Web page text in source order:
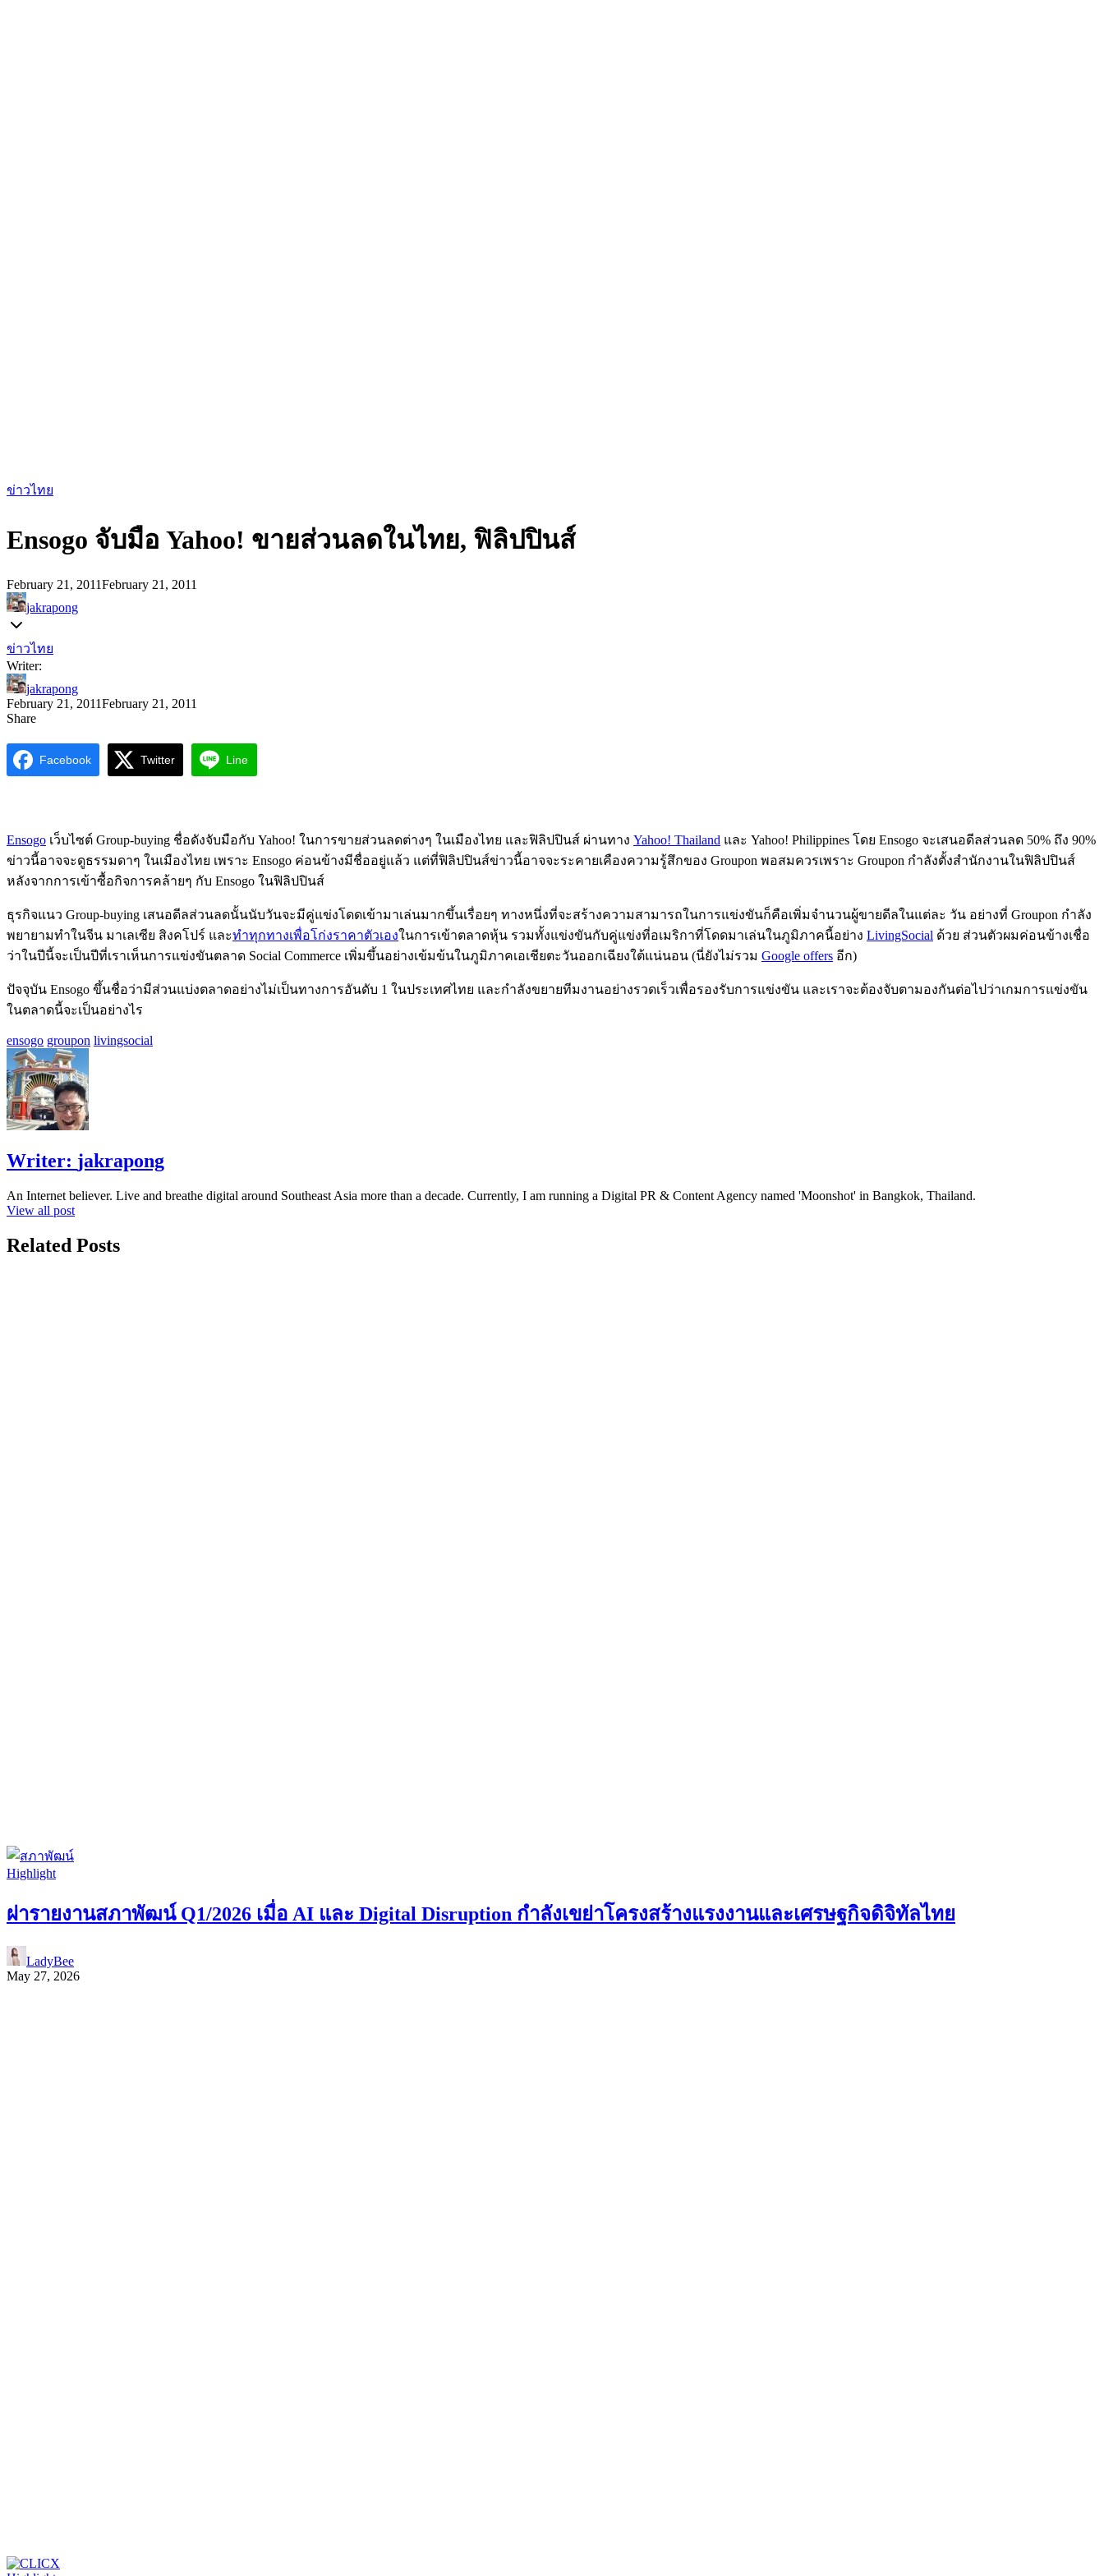
ข่าวไทย
Ensogo จับมือ Yahoo! ขายส่วนลดในไทย, ฟิลิปปินส์
February 21, 2011February 21, 2011
jakrapong
ข่าวไทย
Writer:
jakrapong
February 21, 2011February 21, 2011
Share
Facebook Twitter Line
Ensogo เว็บไซต์ Group-buying ชื่อดังจับมือกับ Yahoo! ในการขายส่วนลดต่างๆ ในเมืองไทย และฟิลิปปินส์ ผ่านทาง Yahoo! Thailand และ Yahoo! Philippines โดย Ensogo จะเสนอดีลส่วนลด 50% ถึง 90%
ข่าวนี้อาจจะดูธรรมดาๆ ในเมืองไทย เพราะ Ensogo ค่อนข้างมีชื่ออยู่แล้ว แต่ที่ฟิลิปปินส์ข่าวนี้อาจจะระคายเคืองความรู้สึกของ Groupon พอสมควรเพราะ Groupon กำลังตั้งสำนักงานในฟิลิปปินส์
หลังจากการเข้าซื้อกิจการคล้ายๆ กับ Ensogo ในฟิลิปปินส์
ธุรกิจแนว Group-buying เสนอดีลส่วนลดนั้นนับวันจะมีคู่แข่งโดดเข้ามาเล่นมากขึ้นเรื่อยๆ ทางหนึ่งที่จะสร้างความสามารถในการแข่งขันก็คือเพิ่มจำนวนผู้ขายดีลในแต่ละ วัน อย่างที่ Groupon กำลัง
พยายามทำในจีน มาเลเซีย สิงคโปร์ และทำทุกทางเพื่อโก่งราคาตัวเองในการเข้าตลาดหุ้น รวมทั้งแข่งขันกับคู่แข่งที่อเมริกาที่โดดมาเล่นในภูมิภาคนี้อย่าง LivingSocial ด้วย ส่วนตัวผมค่อนข้างเชื่อ
ว่าในปีนี้จะเป็นปีที่เราเห็นการแข่งขันตลาด Social Commerce เพิ่มขึ้นอย่างเข้มข้นในภูมิภาคเอเชียตะวันออกเฉียงใต้แน่นอน (นี่ยังไม่รวม Google offers อีก)
ปัจจุบัน Ensogo ขึ้นชื่อว่ามีส่วนแบ่งตลาดอย่างไม่เป็นทางการอันดับ 1 ในประเทศไทย และกำลังขยายทีมงานอย่างรวดเร็วเพื่อรองรับการแข่งขัน และเราจะต้องจับตามองกันต่อไปว่าเกมการแข่งขัน
ในตลาดนี้จะเป็นอย่างไร
ensogo groupon livingsocial
Writer: jakrapong
An Internet believer. Live and breathe digital around Southeast Asia more than a decade. Currently, I am running a Digital PR & Content Agency named 'Moonshot' in Bangkok, Thailand.
View all post
Related Posts
Highlight
ผ่ารายงานสภาพัฒน์ Q1/2026 เมื่อ AI และ Digital Disruption กำลังเขย่าโครงสร้างแรงงานและเศรษฐกิจดิจิทัลไทย
LadyBee
May 27, 2026